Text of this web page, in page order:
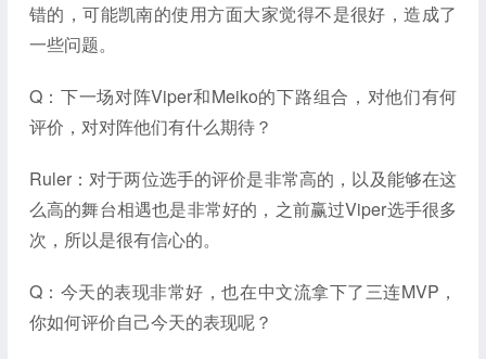
错的，可能凯南的使用方面大家觉得不是很好，造成了
一些问题。
Q：下一场对阵Viper和Meiko的下路组合，对他们有何
评价，对对阵他们有什么期待？
Ruler：对于两位选手的评价是非常高的，以及能够在这
么高的舞台相遇也是非常好的，之前赢过Viper选手很多
次，所以是很有信心的。
Q：今天的表现非常好，也在中文流拿下了三连MVP，
你如何评价自己今天的表现呢？